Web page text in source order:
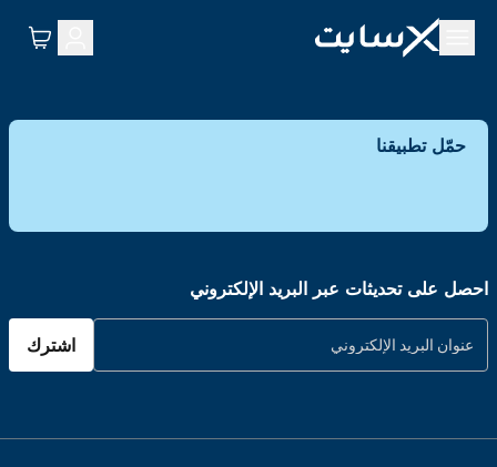
حمّل تطبيقنا
احصل على تحديثات عبر البريد الإلكتروني
اشترك